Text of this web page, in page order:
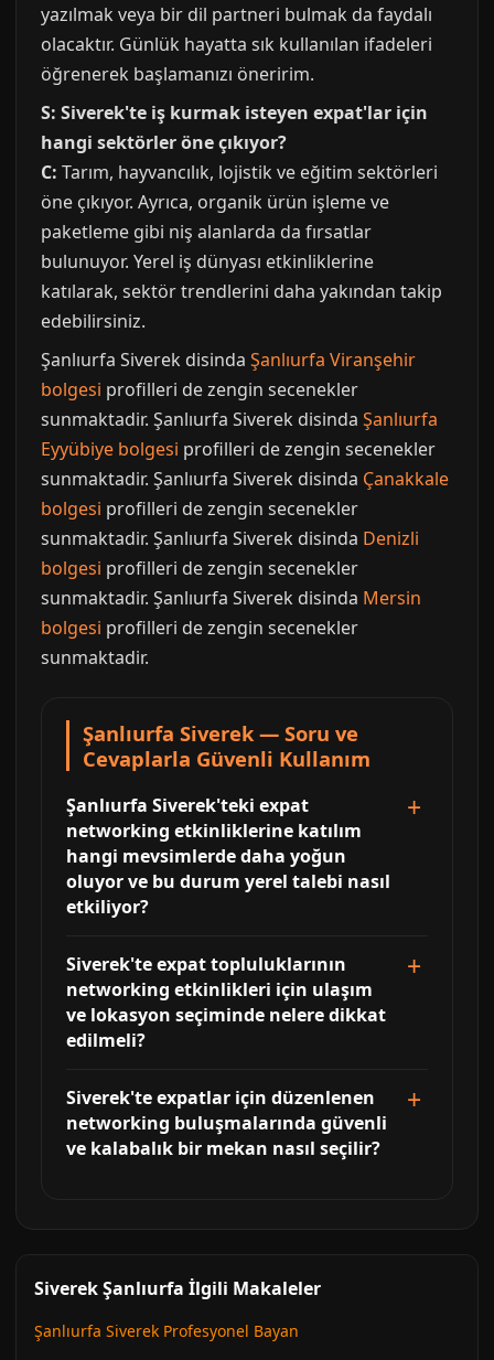
yazılmak veya bir dil partneri bulmak da faydalı
olacaktır. Günlük hayatta sık kullanılan ifadeleri
öğrenerek başlamanızı öneririm.
S: Siverek'te iş kurmak isteyen expat'lar için
hangi sektörler öne çıkıyor?
C: Tarım, hayvancılık, lojistik ve eğitim sektörleri
öne çıkıyor. Ayrıca, organik ürün işleme ve
paketleme gibi niş alanlarda da fırsatlar
bulunuyor. Yerel iş dünyası etkinliklerine
katılarak, sektör trendlerini daha yakından takip
edebilirsiniz.
Şanlıurfa Siverek disinda Şanlıurfa Viranşehir
bolgesi profilleri de zengin secenekler
sunmaktadir. Şanlıurfa Siverek disinda Şanlıurfa
Eyyübiye bolgesi profilleri de zengin secenekler
sunmaktadir. Şanlıurfa Siverek disinda Çanakkale
bolgesi profilleri de zengin secenekler
sunmaktadir. Şanlıurfa Siverek disinda Denizli
bolgesi profilleri de zengin secenekler
sunmaktadir. Şanlıurfa Siverek disinda Mersin
bolgesi profilleri de zengin secenekler
sunmaktadir.
Şanlıurfa Siverek — Soru ve
Cevaplarla Güvenli Kullanım
Şanlıurfa Siverek'teki expat
networking etkinliklerine katılım
hangi mevsimlerde daha yoğun
oluyor ve bu durum yerel talebi nasıl
etkiliyor?
Siverek'te expat topluluklarının
networking etkinlikleri için ulaşım
ve lokasyon seçiminde nelere dikkat
edilmeli?
Siverek'te expatlar için düzenlenen
networking buluşmalarında güvenli
ve kalabalık bir mekan nasıl seçilir?
Siverek Şanlıurfa İlgili Makaleler
Şanlıurfa Siverek Profesyonel Bayan